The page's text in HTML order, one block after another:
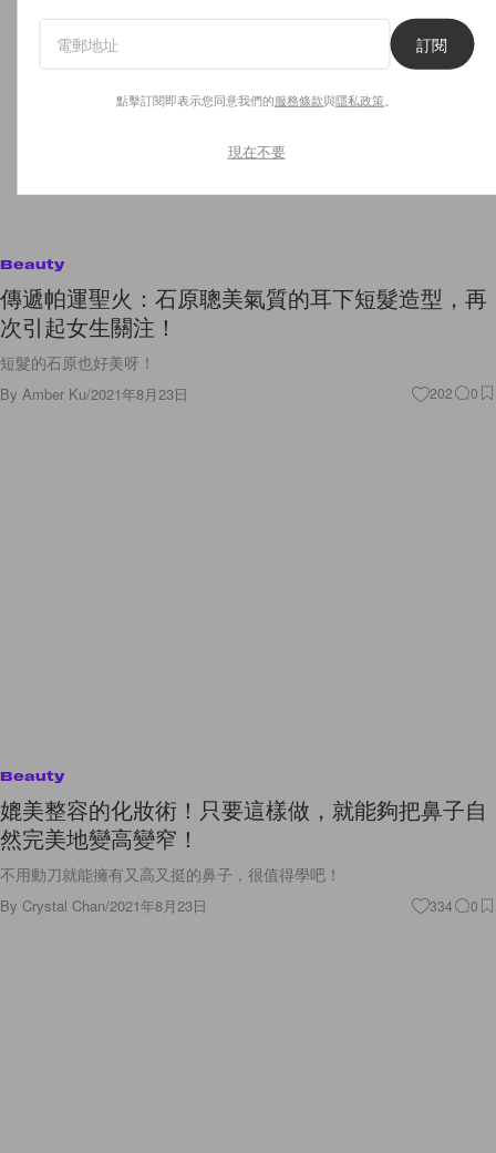
Beauty
傳遞帕運聖火：石原聰美氣質的耳下短髮造型，再
次引起女生關注！
短髮的石原也好美呀！
By Amber Ku/2021年8月23日 202 0
Beauty
媲美整容的化妝術！只要這樣做，就能夠把鼻子自
然完美地變高變窄！
不用動刀就能擁有又高又挺的鼻子，很值得學吧！
By Crystal Chan/2021年8月23日 334 0
訂閱
點擊訂閱即表示您同意我們的服務條款與隱私政策
現在不要